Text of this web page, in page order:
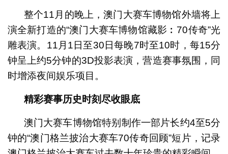
整个11月的晚上，澳门大赛车博物馆外墙将上
演全新打造的“澳门大赛车博物馆藏影︰70传奇”光
雕表演。11月1日至30日每晚7时至10时，每15分
钟呈上约5分钟的3D投影表演，营造赛事氛围，同
时增添夜间娱乐项目。
精彩赛事历史时刻尽收眼底
澳门大赛车博物馆特别制作一部片长约4至5分
钟的“澳门格兰披治大赛车70传奇回顾”短片，记录